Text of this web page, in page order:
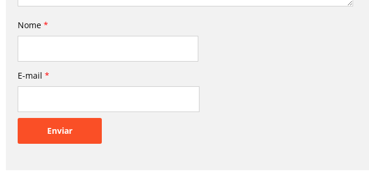
Nome *
E-mail *